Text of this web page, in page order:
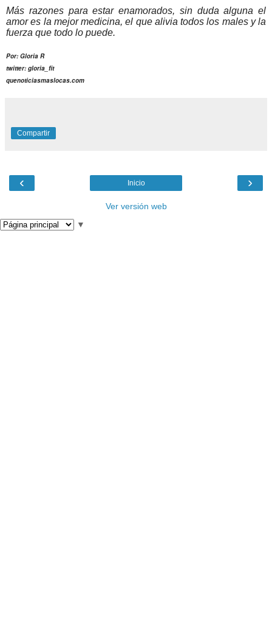
Más razones para estar enamorados, sin duda alguna el
amor es la mejor medicina, el que alivia todos los males y la
fuerza que todo lo puede.
Por: Gloria R
twitter: gloria_fit
quenoticiasmaslocas.com
Compartir
‹ ›
Inicio
Ver versión web
▼